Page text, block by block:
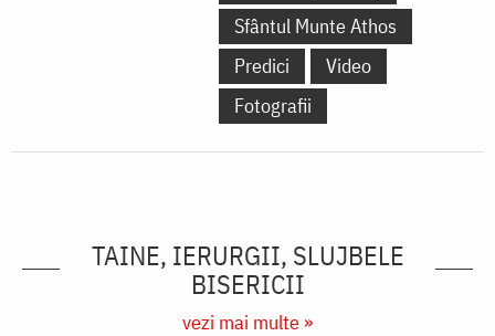
Sfântul Munte Athos
Predici
Video
Fotografii
TAINE, IERURGII, SLUJBELE
BISERICII
vezi mai multe »